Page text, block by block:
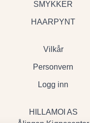
SMYKKER
HAARPYNT
Vilkår
Personvern
Logg inn
HILLAMOI AS